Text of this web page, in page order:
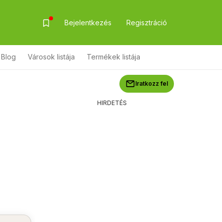
Bejelentkezés Regisztráció
Blog Városok listája Termékek listája
Iratkozz fel
HIRDETÉS